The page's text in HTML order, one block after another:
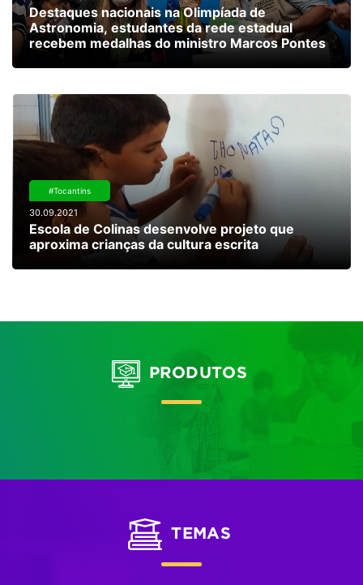
Destaques nacionais na Olimpíada de
Astronomia, estudantes da rede estadual
recebem medalhas do ministro Marcos Pontes
#Tocantins
30.09.2021
Escola de Colinas desenvolve projeto que
aproxima crianças da cultura escrita
PRODUTOS
TEMAS